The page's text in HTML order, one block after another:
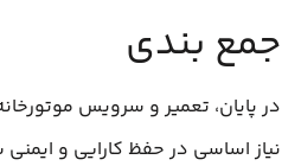
جمع بندی
در پایان، تعمیر و سرویس
نیاز اساسی در حفظ کارایی و